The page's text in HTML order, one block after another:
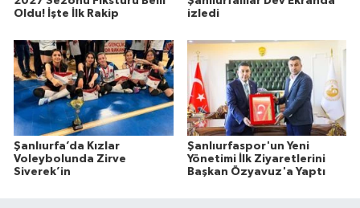
Oldu! İşte İlk Rakip
izledi
Şanlıurfa’da Kızlar
Voleybolunda Zirve
Siverek’in
Şanlıurfaspor'un Yeni
Yönetimi İlk Ziyaretlerini
Başkan Özyavuz'a Yaptı